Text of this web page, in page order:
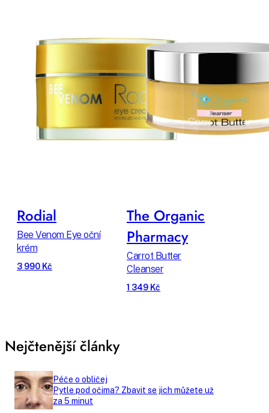
Rodial
Bee Venom Eye oční
krém
3 990 Kč
The Organic
Pharmacy
Carrot Butter
Cleanser
1 349 Kč
Nejčtenější články
Péče o obličej
Pytle pod očima? Zbavit se jich můžete už
za 5 minut